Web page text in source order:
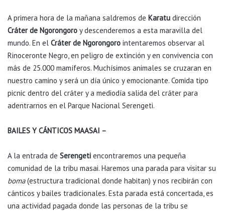
A primera hora de la mañana saldremos de Karatu dirección
Cráter de Ngorongoro y descenderemos a esta maravilla del
mundo. En el Cráter de Ngorongoro intentaremos observar al
Rinoceronte Negro, en peligro de extinción y en convivencia con
más de 25.000 mamíferos. Muchísimos animales se cruzaran en
nuestro camino y será un día único y emocionante. Comida tipo
picnic dentro del cráter y a mediodía salida del cráter para
adentrarnos en el Parque Nacional Serengeti.
BAILES Y CÁNTICOS MAASAI –
A la entrada de Serengeti encontraremos una pequeña
comunidad de la tribu masai. Haremos una parada para visitar su
boma(estructura tradicional donde habitan) y nos recibirán con
cánticos y bailes tradicionales. Esta parada está concertada, es
una actividad pagada donde las personas de la tribu se